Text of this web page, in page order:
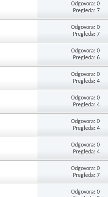
Odgovora: 0
Pregleda: 7
Odgovora: 0
Pregleda: 7
Odgovora: 0
Pregleda: 6
Odgovora: 0
Pregleda: 4
Odgovora: 0
Pregleda: 4
Odgovora: 0
Pregleda: 4
Odgovora: 0
Pregleda: 4
Odgovora: 0
Pregleda: 7
Odgovora: 0